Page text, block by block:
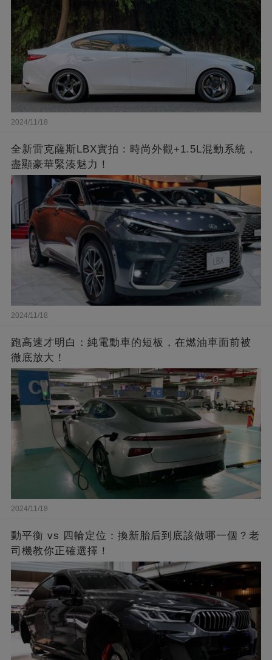
2024/11/18
全新雷克薩斯LBX實拍：時尚外觀+1.5L混動系統，
盡顯豪華緊湊魅力！
2024/11/18
跑高速才明白：純電動車的短板，在燃油車面前被
徹底放大！
2024/11/18
動平衡 vs 四輪定位：換新胎后到底該做哪一個？老
司機教你正確選擇！